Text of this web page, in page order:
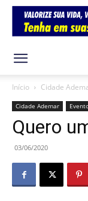
Início Cidade
Cidade Ademar
Quero
03/06/2020